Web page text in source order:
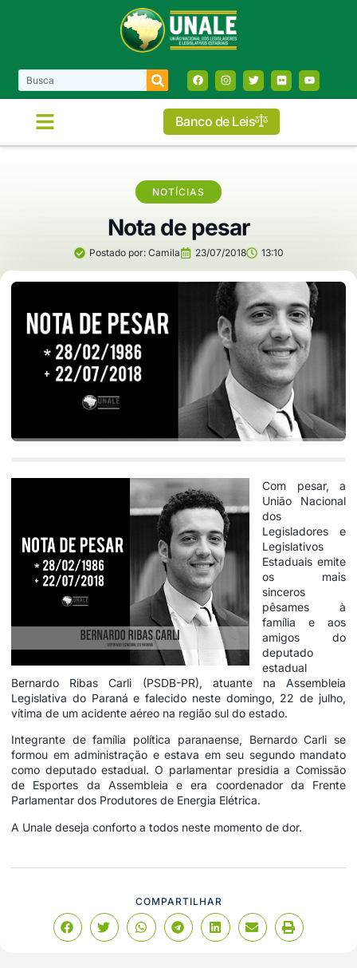
Banco de Leis
NOTÍCIAS
Nota de pesar
Postado por:Camila 23/07/2018 13:10
Com pesar, a
União Nacional
dos
Legisladores e
Legislativos
Estaduais emite
os mais
sinceros
pêsames à
família e aos
amigos do
deputado
estadual
Bernardo Ribas Carli (PSDB-PR), atuante na Assembleia
Legislativa do Paraná e falecido neste domingo, 22 de julho,
vítima de um acidente aéreo na região sul do estado.
Integrante de família política paranaense, Bernardo Carli se
formou em administração e estava em seu segundo mandato
como deputado estadual. O parlamentar presidia a Comissão
de Esportes da Assembleia e era coordenador da Frente
Parlamentar dos Produtores de Energia Elétrica.
A Unale deseja conforto a todos neste momento de dor.
COMPARTILHAR